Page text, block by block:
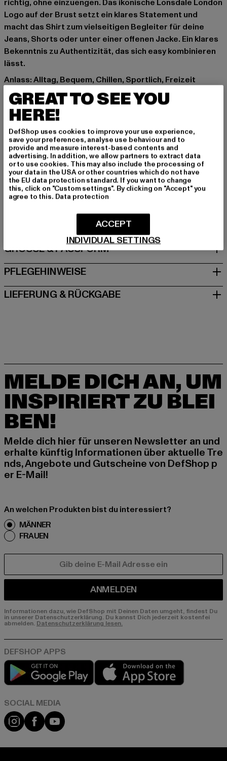
richtig, ohne einzuengen. Das ikonische Lonsdale London
Logo auf der Brust setzt ein klares Statement und
macht das Shirt zum vielseitigen Begleiter für deine
Jeans, Shorts oder unter einer offenen Jacke. Ein klares
Bekenntnis zu Authentizität, das sich easy kombinieren
lässt.
Anlass: Alltag, Bequem, Chillen, Sportlich, Freizeit
Ausschnitt: Rundhals
Schnitt: Regulär
Marke: Lonsdale London
Kat.: T-Shirts
Farbe: weiß
Hersteller Farbe: white
Materialzusammensetzung: 100% Baumwolle
Art.Nr: 119083-00220
Hersteller: Punch GmbH |info@punch-gmbh.de
Im Taubental 15a | 41468 Neuss | DE
GRÖSSE & PASSFORM
PFLEGEHINWEISE
LIEFERUNG & RÜCKGABE
MELDE DICH AN, UM
INSPIRIERT ZU BLEI
BEN!
Melde dich hier für unseren Newsletter an und
erhalte künftig Informationen über aktuelle Tre
nds, Angebote und Gutscheine von DefShop p
er E-Mail!
An welchen Produkten bist du interessiert?
MÄNNER
FRAUEN
ANMELDEN
Informationen dazu, wie DefShop mit Deinen Daten umgeht, findest Du
in unserer Datenschutzerklärung. Du kannst Dich jederzeit kostenfei
abmelden. Datenschutzerklärung lesen.
Play market
Instagram
FacebookYouTube
GREAT TO SEE YOU
HERE!
DefShop uses cookies to improve your use experience,
save your preferences, analyse use behaviour and to
provide and measure interest-based contents and
advertising. In addition, we allow partners to extract data
or to use cookies. This may also include the processing of
your data in the USA or other countries which do not have
the EU data protection standard. If you want to change
this, click on "Custom settings". By clicking on "Accept" you
agree to this. Data protection
INDIVIDUAL SETTINGS
ACCEPT